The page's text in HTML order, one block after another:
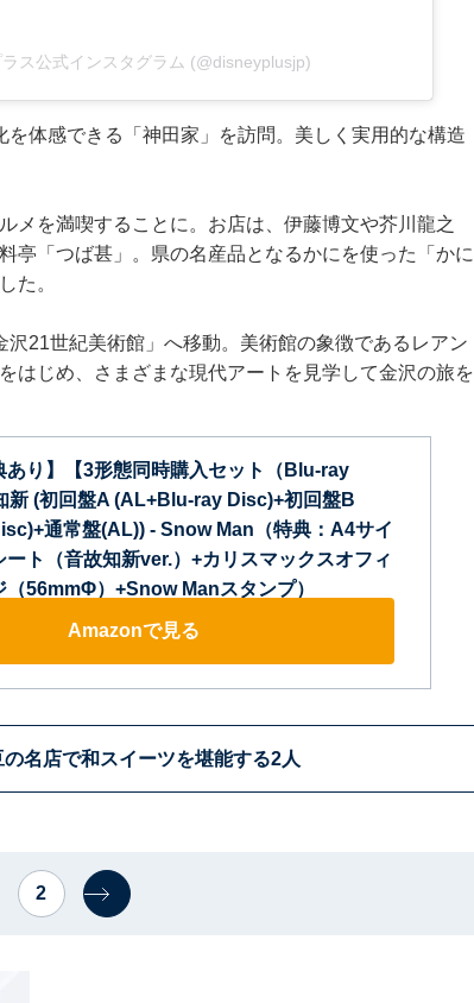
ス公式インスタグラム (@disneyplusjp)
体感できる「神田家」を訪問。美しく実用的な構造
メを満喫することに。お店は、伊藤博文や芥川龍之
亭「つば甚」。県の名産品となるかにを使った「かに
た。
21世紀美術館」へ移動。美術館の象徴であるレアン
はじめ、さまざまな現代アートを見学して金沢の旅を
あり】【3形態同時購入セット（Blu-ray
新 (初回盤A (AL+Blu-ray Disc)+初回盤B
通常盤(AL)) - Snow Man（特典：A4サイ
ート（音故知新ver.）+カリスマックスオフィ
（56mmΦ）+Snow Manスタンプ）
Amazonで見る
の名店で和スイーツを堪能する2人
2